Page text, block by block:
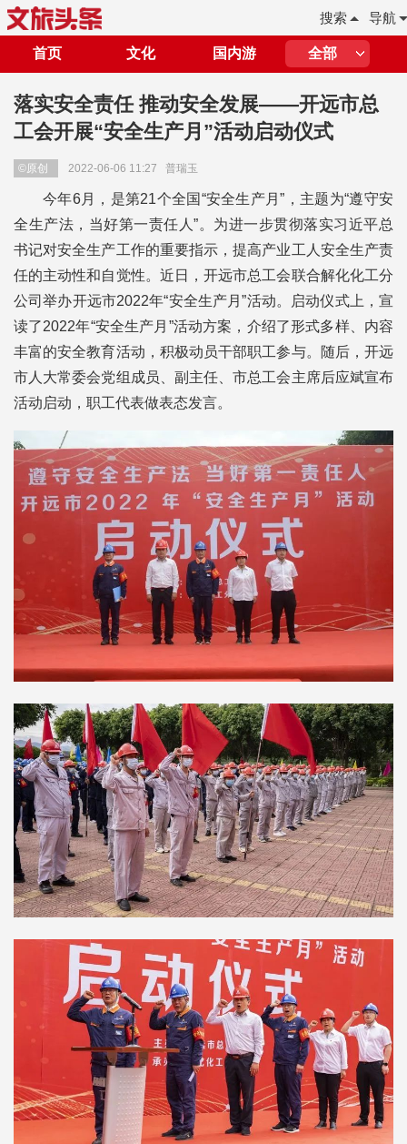
导航
搜索
首页 文化 国内游 全部
落实安全责任 推动安全发展——开远市总
工会开展“安全生产月”活动启动仪式
©原创 2022-06-06 11:27 普瑞玉
今年6月，是第21个全国“安全生产月”，主题为“遵守安
全生产法，当好第一责任人”。为进一步贯彻落实习近平总
书记对安全生产工作的重要指示，提高产业工人安全生产责
任的主动性和自觉性。近日，开远市总工会联合解化化工分
公司举办开远市2022年“安全生产月”活动。启动仪式上，宣
读了2022年“安全生产月”活动方案，介绍了形式多样、内容
丰富的安全教育活动，积极动员干部职工参与。随后，开远
市人大常委会党组成员、副主任、市总工会主席后应斌宣布
活动启动，职工代表做表态发言。